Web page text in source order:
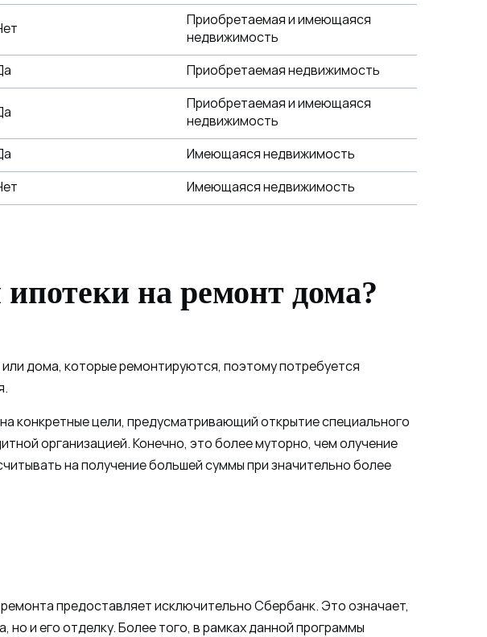
Приобретаемая и имеющаяся
недвижимость
Приобретаемая недвижимость
Приобретаемая и имеющаяся
недвижимость
Имеющаяся недвижимость
Имеющаяся недвижимость
на ремонт дома?
дома, которые ремонтируются, поэтому потребуется
конкретные цели, предусматривающий открытие специального
организацией. Конечно, это более муторно, чем олучение
на получение большей суммы при значительно более
предоставляет исключительно Сбербанк. Это означает,
и его отделку. Более того, в рамках данной программы